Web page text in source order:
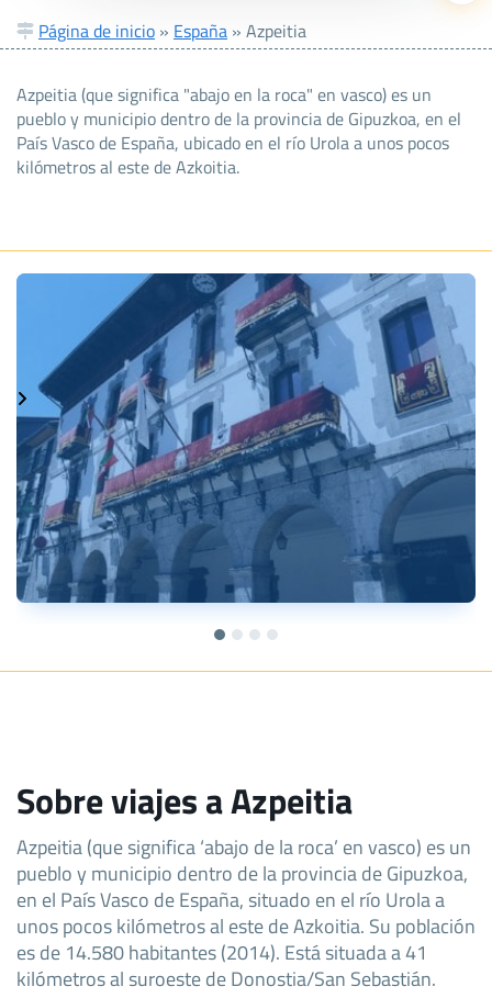
Página de inicio » España » Azpeitia
Azpeitia (que significa "abajo en la roca" en vasco) es un
pueblo y municipio dentro de la provincia de Gipuzkoa, en el
País Vasco de España, ubicado en el río Urola a unos pocos
kilómetros al este de Azkoitia.
Sobre viajes a Azpeitia
Azpeitia (que significa ‘abajo de la roca’ en vasco) es un
pueblo y municipio dentro de la provincia de Gipuzkoa,
en el País Vasco de España, situado en el río Urola a
unos pocos kilómetros al este de Azkoitia. Su población
es de 14.580 habitantes (2014). Está situada a 41
kilómetros al suroeste de Donostia/San Sebastián.